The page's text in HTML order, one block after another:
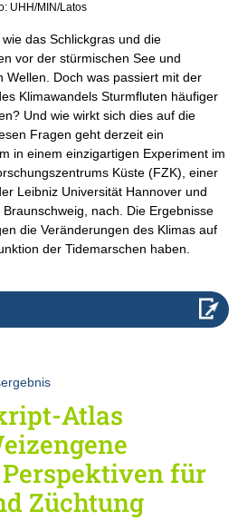
UHH/MIN/Latos
das Schlickgras und die
vor der stürmischen See und
Wellen. Doch was passiert mit der
Klimawandels Sturmfluten häufiger
Und wie wirkt sich dies auf die
Fragen geht derzeit ein
in einem einzigartigen Experiment im
Küste (FZK), einer
Leibniz Universität Hannover und
nach. Die Ergebnisse
die Veränderungen des Klimas auf
der Tidemarschen haben.
Atlas
für
Züchtung